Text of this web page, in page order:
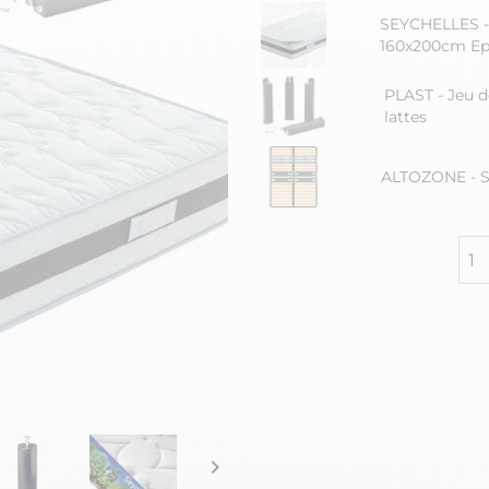

160x200cm
PLAST - Jeu
lattes
ALTOZONE -